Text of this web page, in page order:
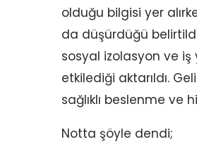
olduğu bilgisi yer
da düşürdüğü
sosyal izolasyon ve
etkilediği aktarıldı.
sağlıklı beslenme ve
Notta şöyle dendi;